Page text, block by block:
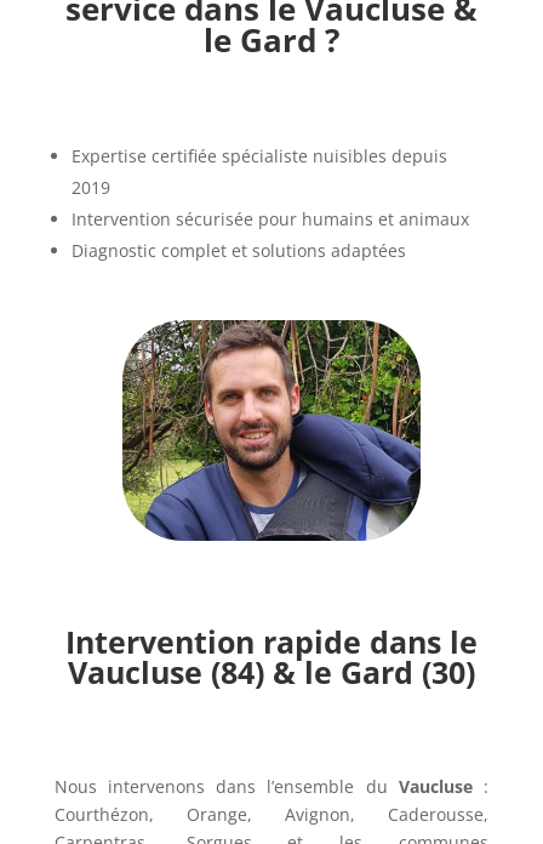
le Gard ?
Expertise certifiée spécialiste nuisibles depuis
2019
Intervention sécurisée pour humains et animaux
Diagnostic complet et solutions adaptées
Intervention rapide dans le
Vaucluse (84) & le Gard (30)
Nous intervenons dans l’ensemble du Vaucluse:
Courthézon, Orange, Avignon, Caderousse,